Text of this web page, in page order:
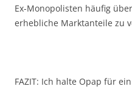
Ex-Monopolisten häufig
erhebliche Marktanteile zu
FAZIT: Ich halte Opap für